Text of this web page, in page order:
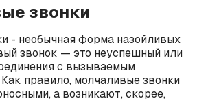
звонки
- необычная форма назойливых
звонок — это неуспешный или
с вызываемым
правило, молчаливые звонки
а возникают, скорее,